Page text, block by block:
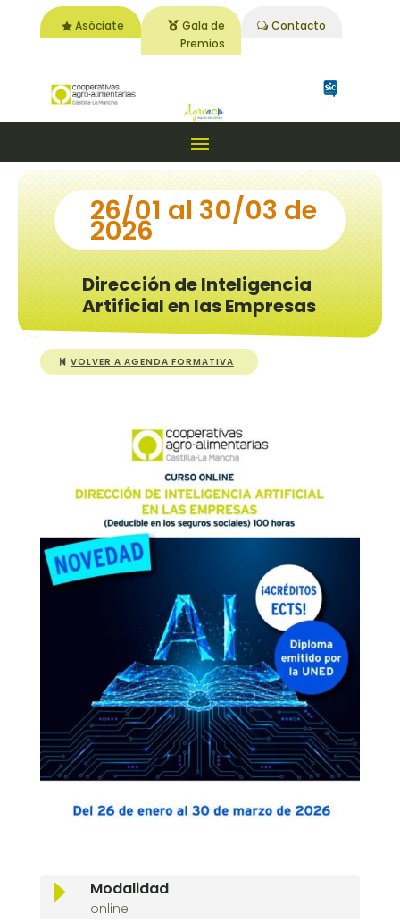
Asóciate
Gala de
Premios
Contacto
26/01 al 30/03 de
2026
Dirección de Inteligencia
Artificial en las Empresas
VOLVER A AGENDA FORMATIVA
E Modalidad
online